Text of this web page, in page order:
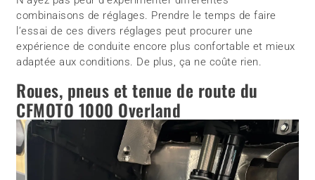
combinaisons de réglages. Prendre le temps de faire
l’essai de ces divers réglages peut procurer une
expérience de conduite encore plus confortable et mieux
adaptée aux conditions. De plus, ça ne coûte rien.
Roues, pneus et tenue de route du
CFMOTO 1000 Overland